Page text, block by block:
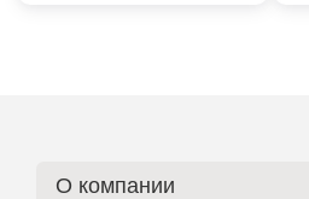
О компании